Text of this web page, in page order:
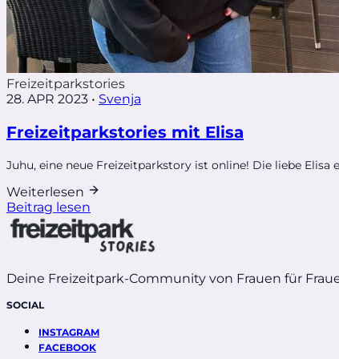
Freizeitparkstories
28. APR 2023 • Svenja
Freizeitparkstories mit Elisa
Juhu, eine neue Freizeitparkstory ist online! Die liebe Elisa
Weiterlesen
Beitrag lesen
Deine Freizeitpark-Community von Frauen für
SOCIAL
INSTAGRAM
FACEBOOK